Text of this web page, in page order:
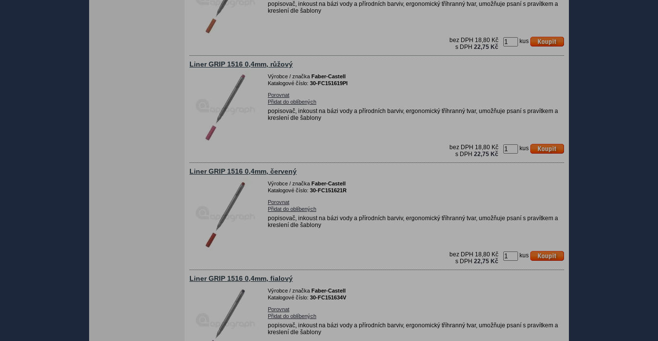
popisovač, inkoust na bázi vody a přírodních barviv, ergonomický tříhranný tvar, umožňuje psaní s pravítkem a
kreslení dle šablony
kus
bez DPH 18,80 Kč
s DPH 22,75 Kč
Liner GRIP 1516 0,4mm, růžový
Výrobce / značka Faber-Castell
Katalogové číslo: 30-FC151619PI
Porovnat
Přidat do oblíbených
popisovač, inkoust na bázi vody a přírodních barviv, ergonomický tříhranný tvar, umožňuje psaní s pravítkem a
kreslení dle šablony
kus
bez DPH 18,80 Kč
s DPH 22,75 Kč
Liner GRIP 1516 0,4mm, červený
Výrobce / značka Faber-Castell
Katalogové číslo: 30-FC151621R
Porovnat
Přidat do oblíbených
popisovač, inkoust na bázi vody a přírodních barviv, ergonomický tříhranný tvar, umožňuje psaní s pravítkem a
kreslení dle šablony
kus
bez DPH 18,80 Kč
s DPH 22,75 Kč
Liner GRIP 1516 0,4mm, fialový
Výrobce / značka Faber-Castell
Katalogové číslo: 30-FC151634V
Porovnat
Přidat do oblíbených
popisovač, inkoust na bázi vody a přírodních barviv, ergonomický tříhranný tvar, umožňuje psaní s pravítkem a
kreslení dle šablony